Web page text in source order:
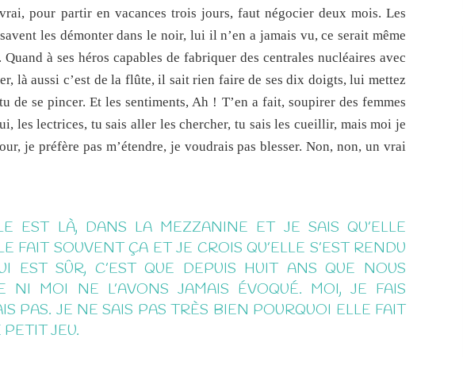
pour partir en vacances trois jours, faut négocier deux mois. Les
les démonter dans le noir, lui il n’en a jamais vu, ce serait même
à ses héros capables de fabriquer des centrales nucléaires avec
là aussi c’est de la flûte, il sait rien faire de ses dix doigts, lui mettez
de se pincer. Et les sentiments, Ah ! T’en a fait, soupirer des femmes
les lectrices, tu sais aller les chercher, tu sais les cueillir, mais moi je
je préfère pas m’étendre, je voudrais pas blesser. Non, non, un vrai
EST LÀ, DANS LA MEZZANINE ET JE SAIS QU’ELLE
FAIT SOUVENT ÇA ET JE CROIS QU’ELLE S’EST RENDU
EST SÛR, C’EST QUE DEPUIS HUIT ANS QUE NOUS
NI MOI NE L’AVONS JAMAIS ÉVOQUÉ. MOI, JE FAIS
PAS. JE NE SAIS PAS TRÈS BIEN POURQUOI ELLE FAIT
PETIT JEU.